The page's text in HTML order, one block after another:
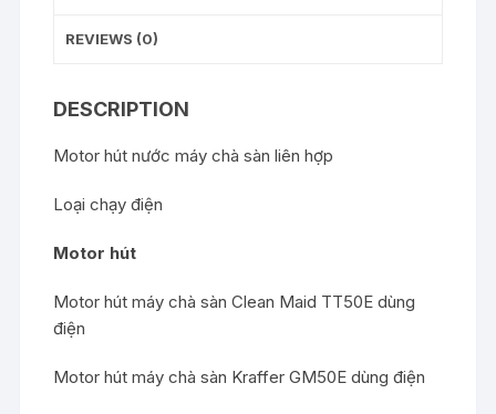
REVIEWS (0)
DESCRIPTION
Motor hút nước máy chà sàn liên hợp
Loại chạy điện
Motor hút
Motor hút máy chà sàn Clean Maid TT50E dùng
điện
Motor hút máy chà sàn Kraffer GM50E dùng điện